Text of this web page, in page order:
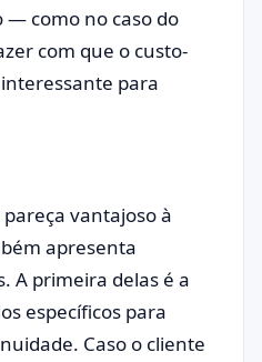
— como no caso do
com que o custo-
para
pareça vantajoso à
apresenta
A primeira delas é a
específicos para
Caso o cliente